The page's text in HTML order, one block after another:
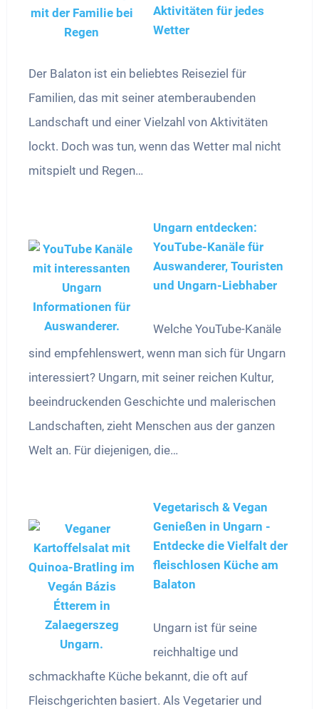
Aktivitäten für jedes
Wetter
Der Balaton ist ein beliebtes Reiseziel für
Familien, das mit seiner atemberaubenden
Landschaft und einer Vielzahl von Aktivitäten
lockt. Doch was tun, wenn das Wetter mal nicht
mitspielt und Regen…
Ungarn entdecken:
YouTube-Kanäle für
Auswanderer, Touristen
und Ungarn-Liebhaber
Welche YouTube-Kanäle
sind empfehlenswert, wenn man sich für Ungarn
interessiert? Ungarn, mit seiner reichen Kultur,
beeindruckenden Geschichte und malerischen
Landschaften, zieht Menschen aus der ganzen
Welt an. Für diejenigen, die…
Vegetarisch & Vegan
Genießen in Ungarn -
Entdecke die Vielfalt der
fleischlosen Küche am
Balaton
Ungarn ist für seine
reichhaltige und
schmackhafte Küche bekannt, die oft auf
Fleischgerichten basiert. Als Vegetarier und